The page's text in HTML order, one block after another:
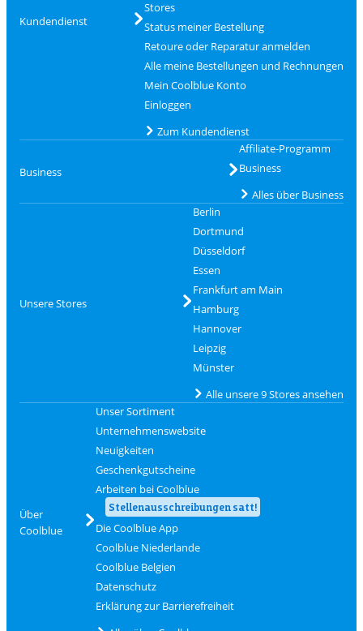
Kundendienst
Stores
Status meiner Bestellung
Retoure oder Reparatur anmelden
Alle meine Bestellungen und Rechnungen
Mein Coolblue Konto
Einloggen
Zum Kundendienst
Business
Affiliate-Programm
Business
Alles über Business
Unsere Stores
Berlin
Dortmund
Düsseldorf
Essen
Frankfurt am Main
Hamburg
Hannover
Leipzig
Münster
Alle unsere 9 Stores ansehen
Über
Coolblue
Unser Sortiment
Unternehmenswebsite
Neuigkeiten
Geschenkgutscheine
Arbeiten bei Coolblue
Stellenausschreibungen satt!
Die Coolblue App
Coolblue Niederlande
Coolblue Belgien
Datenschutz
Erklärung zur Barrierefreiheit